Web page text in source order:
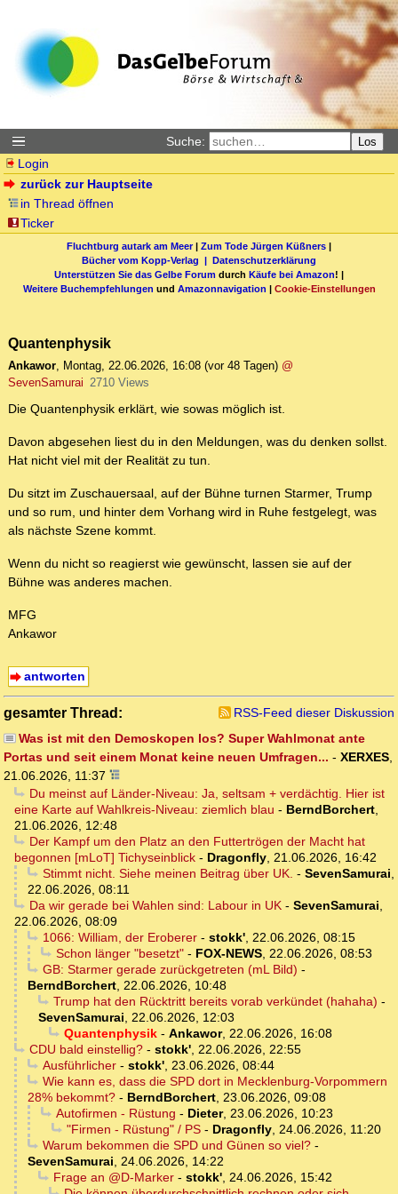
Suche: Los
Login
zurück zur Hauptseite
in Thread öffnen
Ticker
Fluchtburg autark am Meer| Zum Tode Jürgen Küßners |
Bücher vom Kopp-Verlag | Datenschutzerklärung
Unterstützen Sie das Gelbe Forum durch Käufe bei Amazon! |
Weitere Buchempfehlungen und Amazonnavigation | Cookie-Einstellungen
Quantenphysik
Ankawor, Montag, 22.06.2026, 16:08 (vor 48 Tagen) @
SevenSamurai 2710 Views
Die Quantenphysik erklärt, wie sowas möglich ist.
Davon abgesehen liest du in den Meldungen, was du denken sollst.
Hat nicht viel mit der Realität zu tun.
Du sitzt im Zuschauersaal, auf der Bühne turnen Starmer, Trump
und so rum, und hinter dem Vorhang wird in Ruhe festgelegt, was
als nächste Szene kommt.
Wenn du nicht so reagierst wie gewünscht, lassen sie auf der
Bühne was anderes machen.
MFG
Ankawor
antworten
gesamter Thread:
RSS-Feed dieser Diskussion
Was ist mit den Demoskopen los? Super Wahlmonat ante
Portas und seit einem Monat keine neuen Umfragen... - XERXES,
21.06.2026, 11:37
Du meinst auf Länder-Niveau: Ja, seltsam + verdächtig. Hier ist
eine Karte auf Wahlkreis-Niveau: ziemlich blau - BerndBorchert,
21.06.2026, 12:48
Der Kampf um den Platz an den Futtertrögen der Macht hat
begonnen [mLoT] Tichyseinblick - Dragonfly, 21.06.2026, 16:42
Stimmt nicht. Siehe meinen Beitrag über UK. - SevenSamurai,
22.06.2026, 08:11
Da wir gerade bei Wahlen sind: Labour in UK- SevenSamurai,
22.06.2026, 08:09
1066: William, der Eroberer- stokk', 22.06.2026, 08:15
Schon länger "besetzt"- FOX-NEWS, 22.06.2026, 08:53
GB: Starmer gerade zurückgetreten (mL Bild) -
BerndBorchert, 22.06.2026, 10:48
Trump hat den Rücktritt bereits vorab verkündet (hahaha) -
SevenSamurai, 22.06.2026, 12:03
Quantenphysik- Ankawor, 22.06.2026, 16:08
CDU bald einstellig?- stokk', 22.06.2026, 22:55
Ausführlicher- stokk', 23.06.2026, 08:44
Wie kann es, dass die SPD dort in Mecklenburg-Vorpommern
28% bekommt? - BerndBorchert, 23.06.2026, 09:08
Autofirmen - Rüstung - Dieter, 23.06.2026, 10:23
"Firmen - Rüstung" / PS- Dragonfly, 24.06.2026, 11:20
Warum bekommen die SPD und Günen so viel?-
SevenSamurai, 24.06.2026, 14:22
Frage an @D-Marker- stokk', 24.06.2026, 15:42